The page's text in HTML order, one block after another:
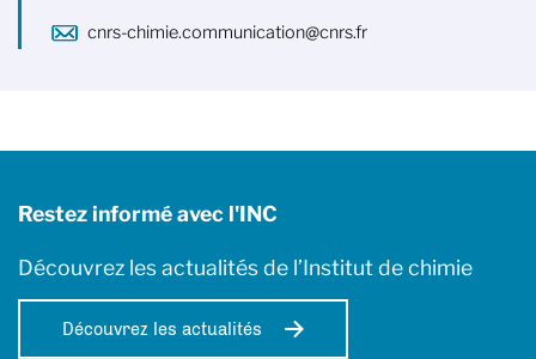
cnrs-chimie.communication@cnrs.fr
Restez informé avec l'INC
Découvrez les actualités de l’Institut de chimie
Découvrez les actualités